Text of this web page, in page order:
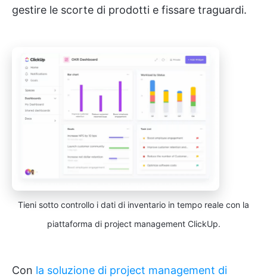
gestire le scorte di prodotti e fissare traguardi.
Tieni sotto controllo i dati di inventario in tempo reale con la
piattaforma di project management ClickUp.
Con la soluzione di project management di